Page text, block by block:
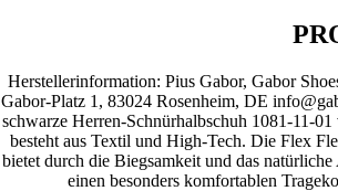
Herstellerinformation: Pius Gabor, Gabor
Gabor-Platz 1, 83024 Rosenheim, DE
schwarze Herren-Schnürhalbschuh 1081-11-
besteht aus Textil und High-Tech. Die Flex
bietet durch die Biegsamkeit und das
einen besonders komfortablen